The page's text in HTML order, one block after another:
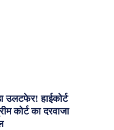
उलटफेर! हाईकोर्ट
कोर्ट का दरवाजा